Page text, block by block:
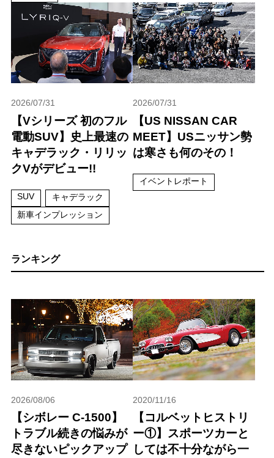
2026/07/31
【Vシリーズ 初のフル
電動SUV】史上最速の
キャデラック・リリッ
クVがデビュー!!
SUV
キャデラック
新車インプレッション
2026/07/31
【US NISSAN CAR
MEET】USニッサン勢
は寒さも何のその！
イベントレポート
ランキング
2026/08/06
【シボレー C-1500】
トラブル続きの悩みが
尽きないピックアップ
2020/11/16
【コルベットヒストリ
ー①】スポーツカーと
しては不十分ながら一